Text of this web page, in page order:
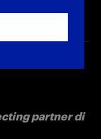
partner di